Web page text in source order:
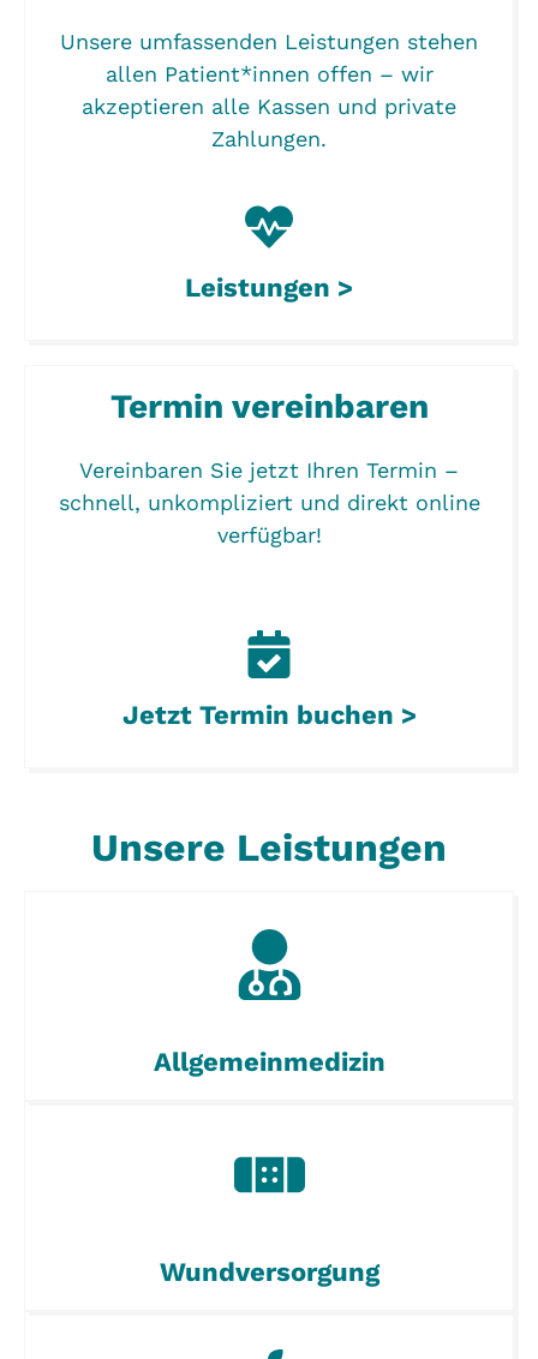
Unsere umfassenden Leistungen stehen
allen Patient*innen offen – wir
akzeptieren alle Kassen und private
Zahlungen.
Leistungen >
Termin vereinbaren
Vereinbaren Sie jetzt Ihren Termin –
schnell, unkompliziert und direkt online
verfügbar!
Jetzt Termin buchen >
Unsere Leistungen
Allgemeinmedizin
Wundversorgung